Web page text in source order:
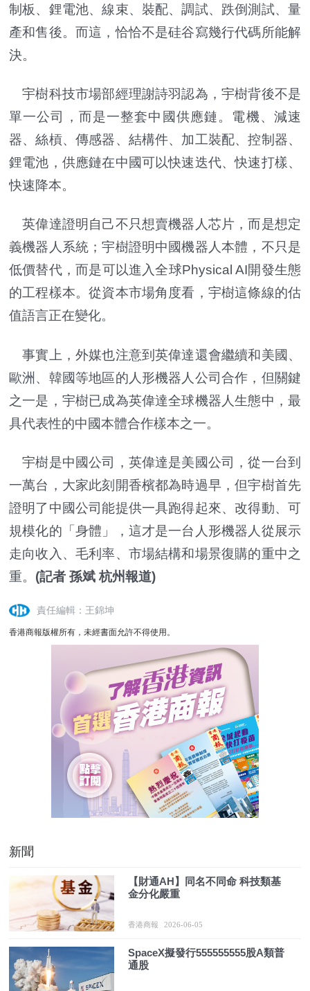
制板、鋰電池、線束、裝配、調試、跌倒測試、量
產和售後。而這，恰恰不是硅谷寫幾行代碼所能解
決。
宇樹科技市場部經理謝詩羽認為，宇樹背後不是
單一公司，而是一整套中國供應鏈。電機、減速
器、絲槓、傳感器、結構件、加工裝配、控制器、
鋰電池，供應鏈在中國可以快速迭代、快速打樣、
快速降本。
英偉達證明自己不只想賣機器人芯片，而是想定
義機器人系統；宇樹證明中國機器人本體，不只是
低價替代，而是可以進入全球Physical AI開發生態
的工程樣本。從資本市場角度看，宇樹這條線的估
值語言正在變化。
事實上，外媒也注意到英偉達還會繼續和美國、
歐洲、韓國等地區的人形機器人公司合作，但關鍵
之一是，宇樹已成為英偉達全球機器人生態中，最
具代表性的中國本體合作樣本之一。
宇樹是中國公司，英偉達是美國公司，從一台到
一萬台，大家此刻開香檳都為時過早，但宇樹首先
證明了中國公司能提供一具跑得起來、改得動、可
規模化的「身體」，這才是一台人形機器人從展示
走向收入、毛利率、市場結構和場景復購的重中之
重。 (記者 孫斌 杭州報道)
責任編輯：王錦坤
香港商報版權所有，未經書面允許不得使用。
新聞
【財通AH】同名不同命 科技類基
金分化嚴重
香港商報 2026-06-05
SpaceX擬發行555555555股A類普
通股